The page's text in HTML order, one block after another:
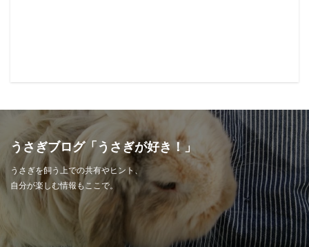
うさぎブログ「うさぎが好き！」
うさぎを飼う上での共有やヒント、
自分が楽しむ情報もここで。